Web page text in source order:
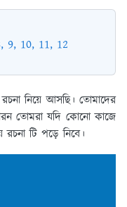
9, 10, 11, 12
নিয়ে আসছি। তোমাদের
তোমরা যদি কোনো কাজে
টি পড়ে নিবে।